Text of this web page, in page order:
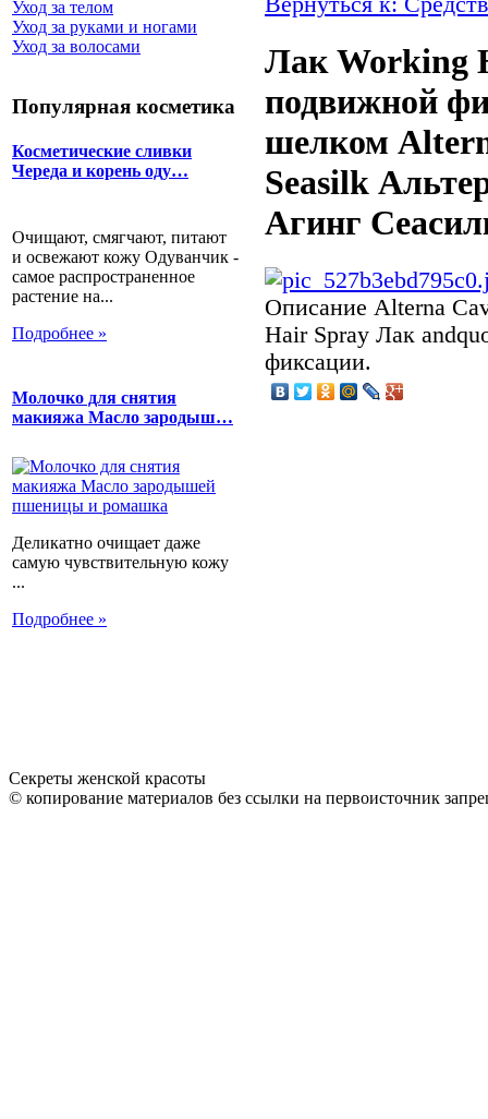
Уход за телом
Уход за руками и ногами
Уход за волосами
Популярная косметика
Косметические сливки
Череда и корень оду…
Очищают, смягчают, питают
и освежают кожу Одуванчик -
самое распространенное
растение на...
Подробнее »
Молочко для снятия
макияжа Масло зародыш…
Деликатно очищает даже
самую чувствительную кожу
...
Подробнее »
Лак Working
подвижной
шелком
Seasilk
Агинг
Описание Alterna
Hair Spray Лак
фиксации.
Секреты женской красоты
© копирование материалов без ссылки на первоисточник